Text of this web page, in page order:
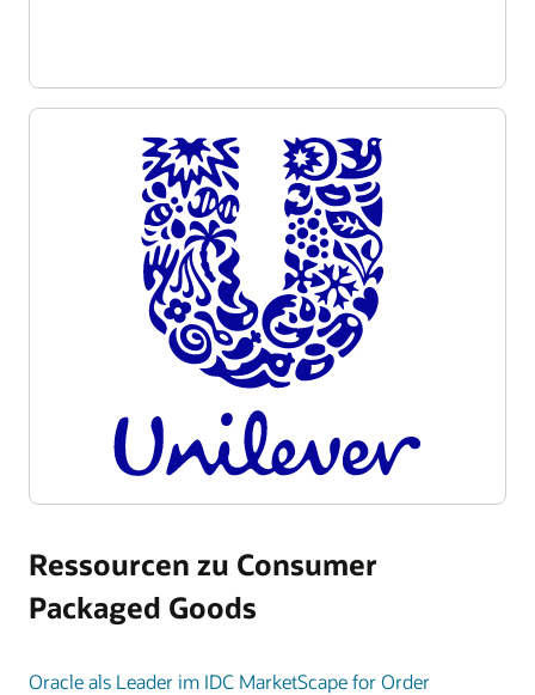
Ressourcen zu Consumer
Packaged Goods
Oracle als Leader im IDC MarketScape for Order